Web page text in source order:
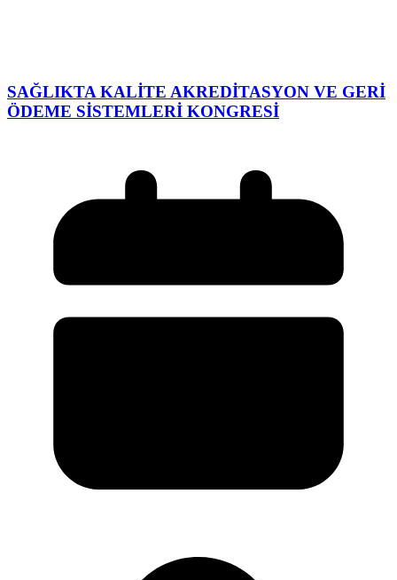
SAĞLIKTA KALİTE AKREDİTASYON VE GERİ
ÖDEME SİSTEMLERİ KONGRESİ